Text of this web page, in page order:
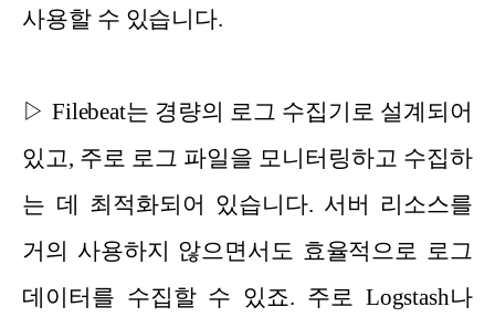
사용할 수 있습니다.
▷ Filebeat는 경량의 로그 수집기로 설계되어
있고, 주로 로그 파일을 모니터링하고 수집하
는 데 최적화되어 있습니다. 서버 리소스를
거의 사용하지 않으면서도 효율적으로 로그
데이터를 수집할 수 있죠. 주로 Logstash나